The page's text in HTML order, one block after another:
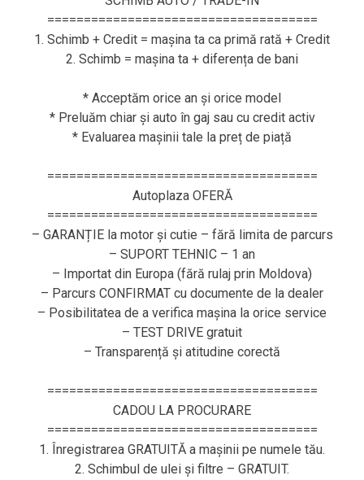
=====================================
1. Schimb + Credit = mașina ta ca primă rată + Credit
2. Schimb = mașina ta + diferența de bani
* Acceptăm orice an și orice model
* Preluăm chiar și auto în gaj sau cu credit activ
* Evaluarea mașinii tale la preț de piață
=====================================
Autoplaza OFERĂ
=====================================
– GARANȚIE la motor și cutie – fără limita de parcurs
– SUPORT TEHNIC – 1 an
– Importat din Europa (fără rulaj prin Moldova)
– Parcurs CONFIRMAT cu documente de la dealer
– Posibilitatea de a verifica mașina la orice service
– TEST DRIVE gratuit
– Transparență și atitudine corectă
=====================================
CADOU LA PROCURARE
=====================================
1. Înregistrarea GRATUITĂ a mașinii pe numele tău.
2. Schimbul de ulei și filtre – GRATUIT.